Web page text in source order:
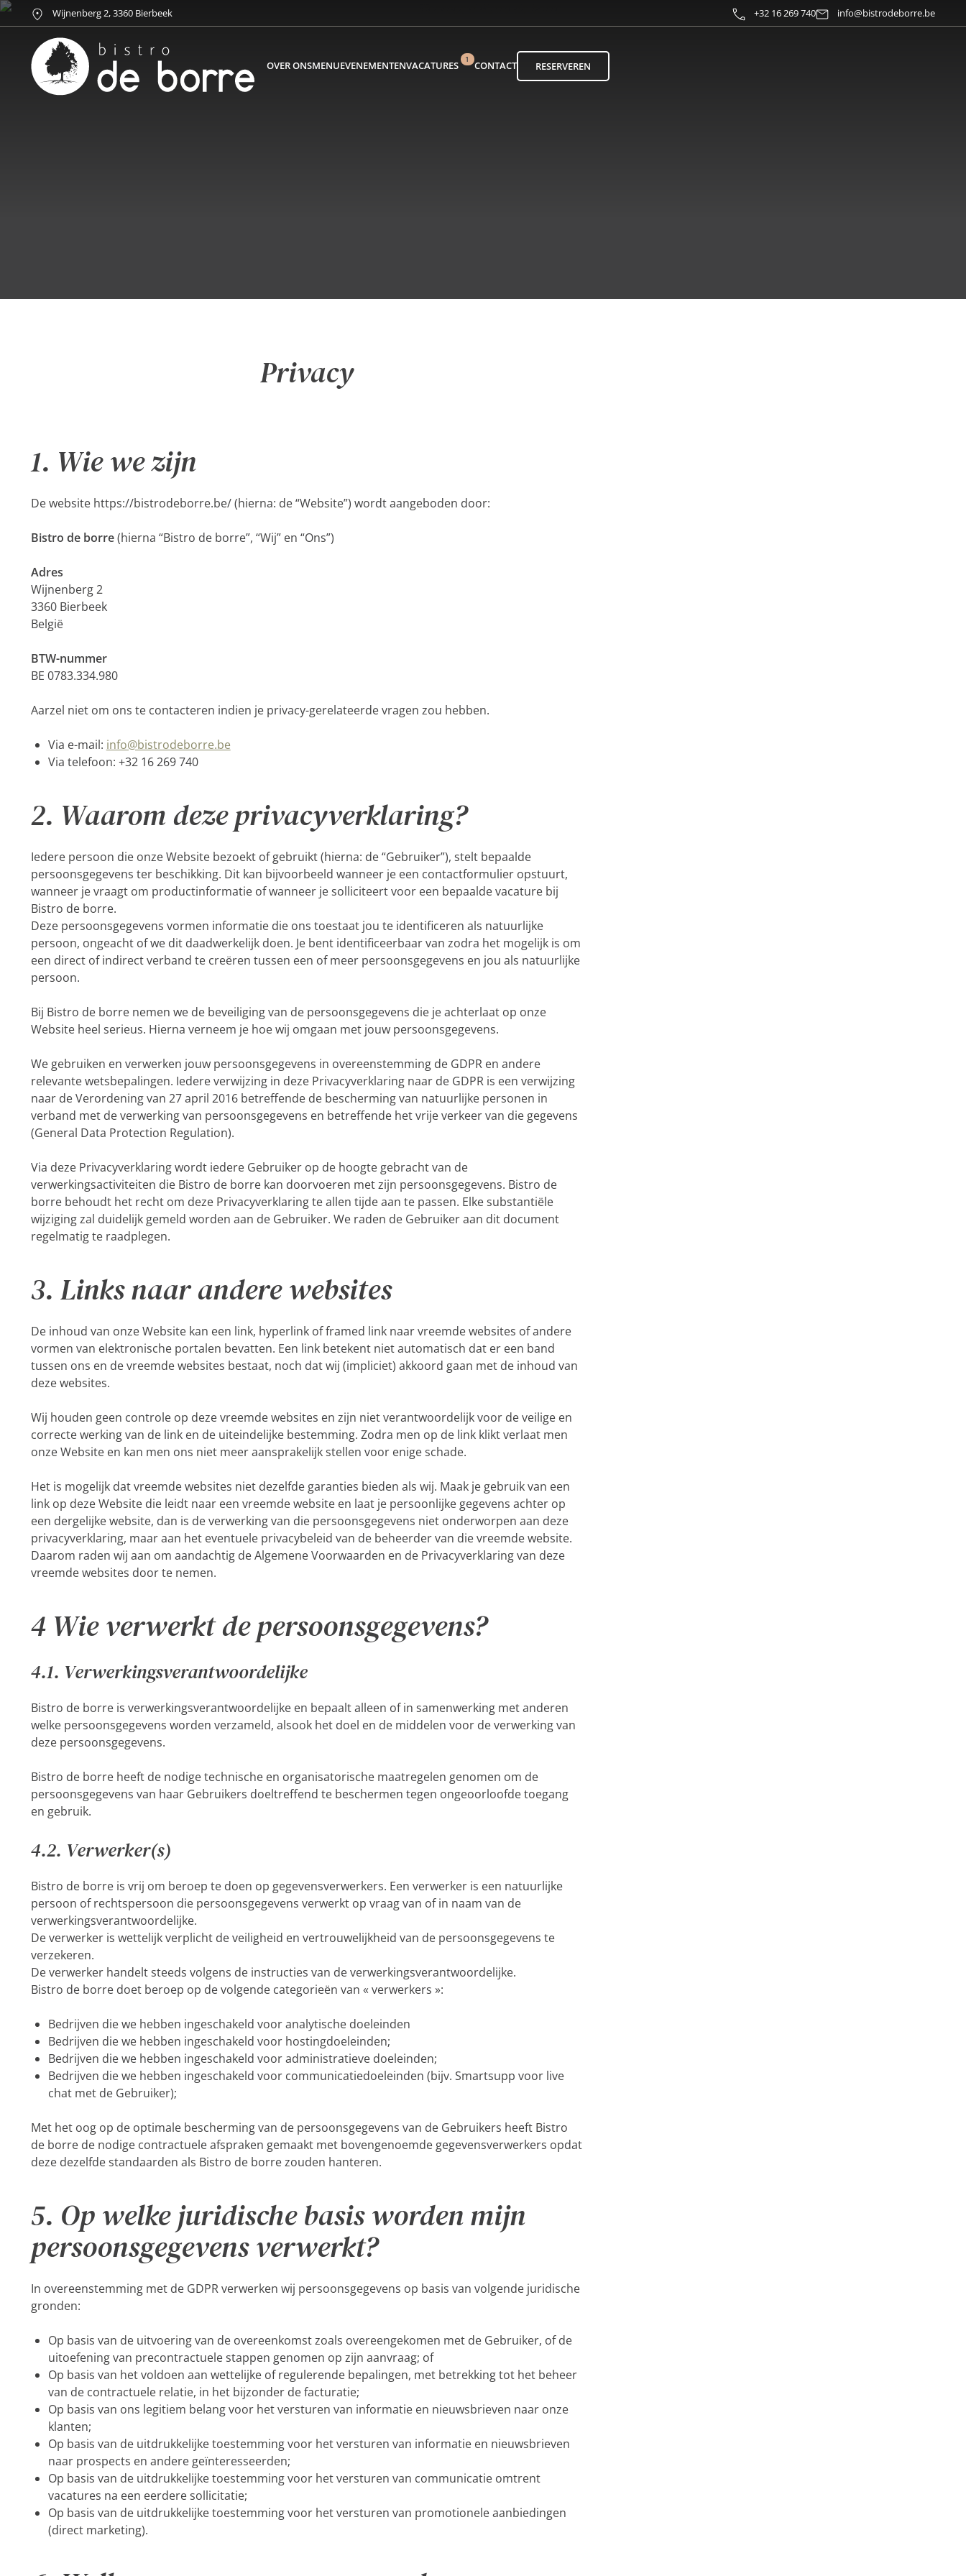
Wijnenberg 2, 3360 Bierbeek +32 16 269 740 info@bistrodeborre.be
OVER ONSMENUEVENEMENTENVACATURES 1 CONTACT RESERVEREN
Privacy
1. Wie we zijn
De website https://bistrodeborre.be/ (hierna: de “Website”) wordt aangeboden door:
Bistro de borre(hierna “Bistro de borre”, “Wij” en “Ons”)
Adres
Wijnenberg 2
3360 Bierbeek
België
BTW-nummer
BE 0783.334.980
Aarzel niet om ons te contacteren indien je privacy-gerelateerde vragen zou hebben.
Via e-mail: info@bistrodeborre.be
Via telefoon: +32 16 269 740
2. Waarom deze privacyverklaring?
Iedere persoon die onze Website bezoekt of gebruikt (hierna: de “Gebruiker”), stelt bepaalde
persoonsgegevens ter beschikking. Dit kan bijvoorbeeld wanneer je een contactformulier opstuurt,
wanneer je vraagt om productinformatie of wanneer je solliciteert voor een bepaalde vacature bij
Bistro de borre.
Deze persoonsgegevens vormen informatie die ons toestaat jou te identificeren als natuurlijke
persoon, ongeacht of we dit daadwerkelijk doen. Je bent identificeerbaar van zodra het mogelijk is om
een direct of indirect verband te creëren tussen een of meer persoonsgegevens en jou als natuurlijke
persoon.
Bij Bistro de borre nemen we de beveiliging van de persoonsgegevens die je achterlaat op onze
Website heel serieus. Hierna verneem je hoe wij omgaan met jouw persoonsgegevens.
We gebruiken en verwerken jouw persoonsgegevens in overeenstemming de GDPR en andere
relevante wetsbepalingen. Iedere verwijzing in deze Privacyverklaring naar de GDPR is een verwijzing
naar de Verordening van 27 april 2016 betreffende de bescherming van natuurlijke personen in
verband met de verwerking van persoonsgegevens en betreffende het vrije verkeer van die gegevens
(General Data Protection Regulation).
Via deze Privacyverklaring wordt iedere Gebruiker op de hoogte gebracht van de
verwerkingsactiviteiten die Bistro de borre kan doorvoeren met zijn persoonsgegevens. Bistro de
borre behoudt het recht om deze Privacyverklaring te allen tijde aan te passen. Elke substantiële
wijziging zal duidelijk gemeld worden aan de Gebruiker. We raden de Gebruiker aan dit document
regelmatig te raadplegen.
3. Links naar andere websites
De inhoud van onze Website kan een link, hyperlink of framed link naar vreemde websites of andere
vormen van elektronische portalen bevatten. Een link betekent niet automatisch dat er een band
tussen ons en de vreemde websites bestaat, noch dat wij (impliciet) akkoord gaan met de inhoud van
deze websites.
Wij houden geen controle op deze vreemde websites en zijn niet verantwoordelijk voor de veilige en
correcte werking van de link en de uiteindelijke bestemming. Zodra men op de link klikt verlaat men
onze Website en kan men ons niet meer aansprakelijk stellen voor enige schade.
Het is mogelijk dat vreemde websites niet dezelfde garanties bieden als wij. Maak je gebruik van een
link op deze Website die leidt naar een vreemde website en laat je persoonlijke gegevens achter op
een dergelijke website, dan is de verwerking van die persoonsgegevens niet onderworpen aan deze
privacyverklaring, maar aan het eventuele privacybeleid van de beheerder van die vreemde website.
Daarom raden wij aan om aandachtig de Algemene Voorwaarden en de Privacyverklaring van deze
vreemde websites door te nemen.
4 Wie verwerkt de persoonsgegevens?
4.1. Verwerkingsverantwoordelijke
Bistro de borre is verwerkingsverantwoordelijke en bepaalt alleen of in samenwerking met anderen
welke persoonsgegevens worden verzameld, alsook het doel en de middelen voor de verwerking van
deze persoonsgegevens.
Bistro de borre heeft de nodige technische en organisatorische maatregelen genomen om de
persoonsgegevens van haar Gebruikers doeltreffend te beschermen tegen ongeoorloofde toegang
en gebruik.
4.2. Verwerker(s)
Bistro de borre is vrij om beroep te doen op gegevensverwerkers. Een verwerker is een natuurlijke
persoon of rechtspersoon die persoonsgegevens verwerkt op vraag van of in naam van de
verwerkingsverantwoordelijke.
De verwerker is wettelijk verplicht de veiligheid en vertrouwelijkheid van de persoonsgegevens te
verzekeren.
De verwerker handelt steeds volgens de instructies van de verwerkingsverantwoordelijke.
Bistro de borre doet beroep op de volgende categorieën van « verwerkers »:
Bedrijven die we hebben ingeschakeld voor analytische doeleinden
Bedrijven die we hebben ingeschakeld voor hostingdoeleinden;
Bedrijven die we hebben ingeschakeld voor administratieve doeleinden;
Bedrijven die we hebben ingeschakeld voor communicatiedoeleinden (bijv. Smartsupp voor live
chat met de Gebruiker);
Met het oog op de optimale bescherming van de persoonsgegevens van de Gebruikers heeft Bistro
de borre de nodige contractuele afspraken gemaakt met bovengenoemde gegevensverwerkers opdat
deze dezelfde standaarden als Bistro de borre zouden hanteren.
5. Op welke juridische basis worden mijn
persoonsgegevens verwerkt?
In overeenstemming met de GDPR verwerken wij persoonsgegevens op basis van volgende juridische
gronden:
Op basis van de uitvoering van de overeenkomst zoals overeengekomen met de Gebruiker, of de
uitoefening van precontractuele stappen genomen op zijn aanvraag; of
Op basis van het voldoen aan wettelijke of regulerende bepalingen, met betrekking tot het beheer
van de contractuele relatie, in het bijzonder de facturatie;
Op basis van ons legitiem belang voor het versturen van informatie en nieuwsbrieven naar onze
klanten;
Op basis van de uitdrukkelijke toestemming voor het versturen van informatie en nieuwsbrieven
naar prospects en andere geïnteresseerden;
Op basis van de uitdrukkelijke toestemming voor het versturen van communicatie omtrent
vacatures na een eerdere sollicitatie;
Op basis van de uitdrukkelijke toestemming voor het versturen van promotionele aanbiedingen
(direct marketing).